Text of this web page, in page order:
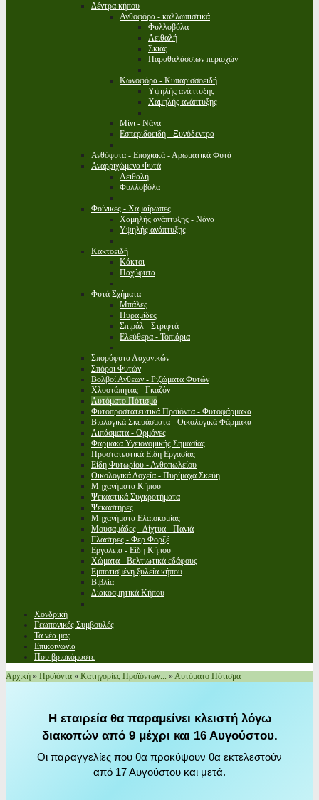
Δέντρα κήπου
Ανθοφόρα - καλλωπιστικά
Φυλλοβόλα
Αειθαλή
Σκιάς
Παραθαλάσσιων περιοχών
Κωνοφόρα - Κυπαρισσοειδή
Υψηλής ανάπτυξης
Χαμηλής ανάπτυξης
Μίνι - Νάνα
Εσπεριδοειδή - Ξυνόδεντρα
Ανθόφυτα - Εποχιακά - Αρωματικά Φυτά
Αναρριχώμενα Φυτά
Αειθαλή
Φυλλοβόλα
Φοίνικες - Χαμαίρωπες
Χαμηλής ανάπτυξης - Νάνα
Υψηλής ανάπτυξης
Κακτοειδή
Κάκτοι
Παχύφυτα
Φυτά Σχήματα
Μπάλες
Πυραμίδες
Σπιράλ - Στριφτά
Ελεύθερα - Τοπιάρια
Σπορόφυτα Λαχανικών
Σπόροι Φυτών
Βολβοί Ανθεων - Ριζώματα Φυτών
Χλοοτάπητας - Γκαζόν
Αυτόματο Πότισμα
Φυτοπροστατευτικά Προϊόντα - Φυτοφάρμακα
Βιολογικά Σκευάσματα - Οικολογικά Φάρμακα
Λιπάσματα - Ορμόνες
Φάρμακα Υγειονομικής Σημασίας
Προστατευτικά Είδη Εργασίας
Είδη Φυτωρίου - Ανθοπωλείου
Οικολογικά Δοχεία - Πυρίμαχα Σκεύη
Μηχανήματα Κήπου
Ψεκαστικά Συγκροτήματα
Ψεκαστήρες
Μηχανήματα Ελαιοκομίας
Μουσαμάδες - Δίχτυα - Πανιά
Γλάστρες - Φερ Φορζέ
Εργαλεία - Είδη Κήπου
Χώματα - Βελτιωτικά εδάφους
Εμποτισμένη ξυλεία κήπου
Βιβλία
Διακοσμητικά Κήπου
Χονδρική
Γεωπονικές Συμβουλές
Τα νέα μας
Επικοινωνία
Που βρισκόμαστε
Αρχική » Προϊόντα » Κατηγορίες Προϊόντων... »Αυτόματο Πότισμα
Η εταιρεία θα παραμείνει κλειστή λόγω
διακοπών από 9 μέχρι και 16 Αυγούστου.
Οι παραγγελίες που θα προκύψουν θα εκτελεστούν
από 17 Αυγούστου και μετά.